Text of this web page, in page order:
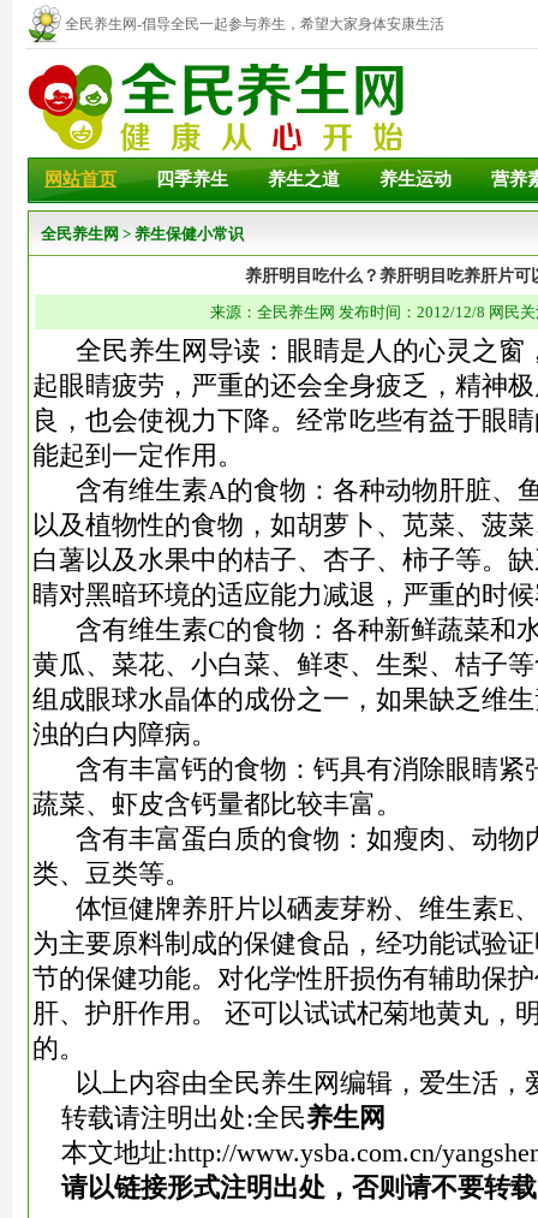
全民养生网-倡导全民一起参与养生，希望大家身体安康生活
幸福！
网站首页 四季养生 养生之道 养生运动 营养
全民养生网 > 养生保健小常识
养肝明目吃什么？养肝明目吃养肝片可
来源：全民养生网 发布时间：2012/12/8 网民
全民养生网导读：眼睛是人的心灵之窗
起眼睛疲劳，严重的还会全身疲乏，精神
良，也会使视力下降。经常吃些有益于眼
能起到一定作用。
含有维生素A的食物：各种动物肝脏、
以及植物性的食物，如胡萝卜、苋菜、菠
白薯以及水果中的桔子、杏子、柿子等。
睛对黑暗环境的适应能力减退，严重的时
含有维生素C的食物：各种新鲜蔬菜和
黄瓜、菜花、小白菜、鲜枣、生梨、桔子
组成眼球水晶体的成份之一，如果缺乏维
浊的白内障病。
含有丰富钙的食物：钙具有消除眼睛紧
蔬菜、虾皮含钙量都比较丰富。
含有丰富蛋白质的食物：如瘦肉、动物
类、豆类等。
体恒健牌养肝片以硒麦芽粉、维生素E
为主要原料制成的保健食品，经功能试验
节的保健功能。对化学性肝损伤有辅助保
肝、护肝作用。 还可以试试杞菊地黄丸，
的。
以上内容由全民养生网编辑，爱生活，
转载请注明出处:全民养生网
本文地址:http://www.ysba.com.cn/
请以链接形式注明出处，否则请不要转